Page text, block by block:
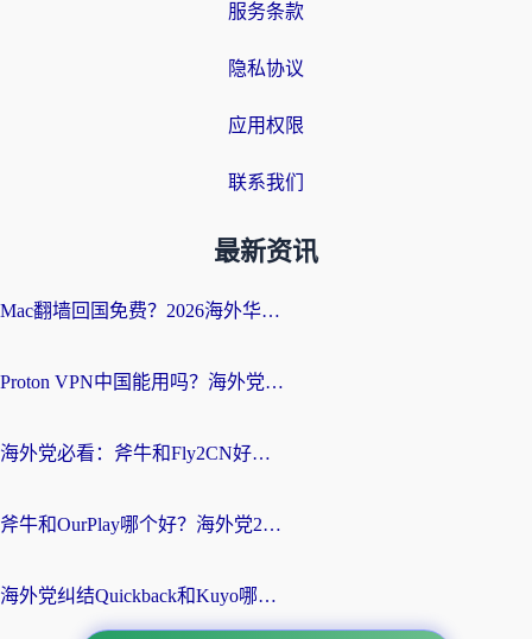
服务条款
隐私协议
应用权限
联系我们
最新资讯
Mac翻墙回国免费？2026海外华人亲测：从CCTV5直播到国内APP，这样选加速器才靠谱
Proton VPN中国能用吗？海外党选回国加速器的避坑指南（附番茄加速器实测）
海外党必看：斧牛和Fly2CN好用吗？3招教你选对回国加速器（附免费试用攻略）
斧牛和OurPlay哪个好？海外党2026亲测：选对加速器，国内资源秒加载
海外党纠结Quickback和Kuyo哪个好？选对回国加速器才能无缝刷国内资源